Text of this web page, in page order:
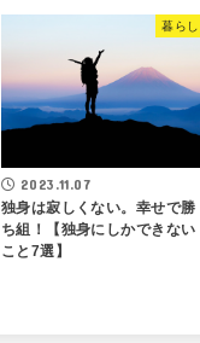
暮らし
2023.11.07
独身は寂しくない。幸せで勝
ち組！【独身にしかできない
こと7選】